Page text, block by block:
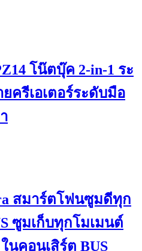
โน๊ตบุ๊ค 2-in-1 ระ
ครีเอเตอร์ระดับมือ
สมาร์ตโฟนซูมดีทุก
ซูมเก็บทุกโมเมนต์
คอนเสิร์ต BUS